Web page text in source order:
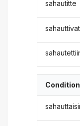
sahautitte
sahauttivat